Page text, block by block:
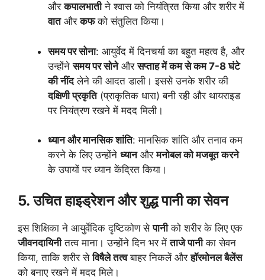
औरकपालभातीने श्वास को नियंत्रित किया और शरीर में
वातऔरकफको संतुलित किया।
समय पर सोना: आयुर्वेद में दिनचर्या का बहुत महत्व है, और
उन्होंनेसमय पर सोनेऔरसप्ताह में कम से कम 7-8 घंटे
की नींदलेने की आदत डाली। इससे उनके शरीर की
दक्षिणी प्रकृति(प्राकृतिक धारा) बनी रही और थायराइड
पर नियंत्रण रखने में मदद मिली।
ध्यान और मानसिक शांति: मानसिक शांति और तनाव कम
करने के लिए उन्होंने ध्यानऔरमनोबल को मजबूत करने
के उपायों पर ध्यान केंद्रित किया।
5. उचित हाइड्रेशन और शुद्ध पानी का सेवन
इस शिक्षिका ने आयुर्वेदिक दृष्टिकोण सेपानीको शरीर के लिए एक
जीवनदायिनीतत्व माना। उन्होंने दिन भर मेंताजे पानीका सेवन
किया, ताकि शरीर सेविषैले तत्वबाहर निकलें औरहॉरमोनल बैलेंस
को बनाए रखने में मदद मिले।